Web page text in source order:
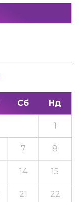
Сб Нд
1
7 8
14 15
21 22